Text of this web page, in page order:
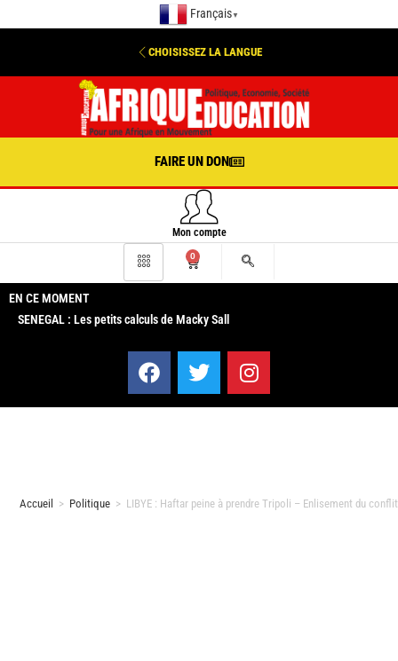
Français ▼
CHOISISSEZ LA LANGUE
FAIRE UN DON
Mon compte
0
EN CE MOMENT
SENEGAL : Les petits calculs de Macky Sall
Accueil > Politique > LIBYE : Haftar peine à prendre Tripoli – Enlisement du